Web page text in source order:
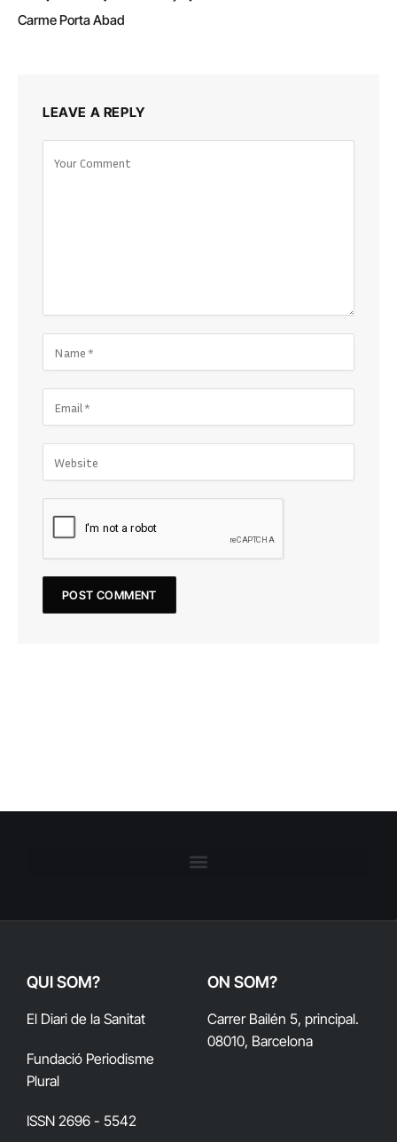
Carme Porta Abad
LEAVE A REPLY
QUI SOM?
El Diari de la Sanitat
Fundació Periodisme
Plural
ISSN 2696 - 5542
ON SOM?
Carrer Bailén 5, principal.
08010, Barcelona